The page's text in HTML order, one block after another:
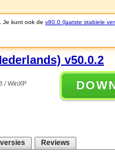
Je kunt ook de v80.0 (laatste stabiele
v50.0.2
/ WinXP
Reviews